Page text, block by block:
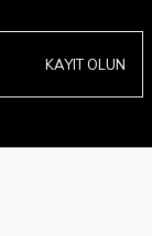
KAYIT OLUN